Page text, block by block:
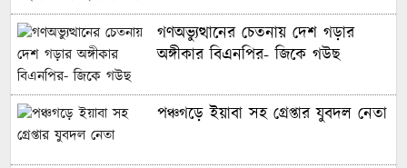
গণঅভ্যুত্থানের চেতনায় দেশ গড়ার
অঙ্গীকার বিএনপির- জিকে গউছ
পঞ্চগড়ে ইয়াবা সহ গ্রেপ্তার যুবদল নেতা